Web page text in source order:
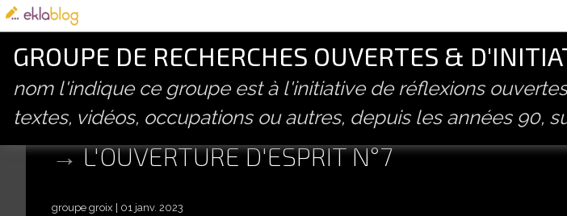
GROUPE DE RECHERCHES OUVERTES &
nom l'indique ce groupe est à l'initiative de réflexions
textes, vidéos, occupations ou autres, depuis les années 90,
L'OUVERTURE D'ESPRIT N°7
groupe groix 01 janv. 2023